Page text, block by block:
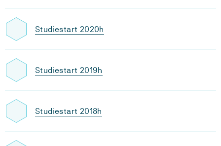
Studiestart 2020h
Studiestart 2019h
Studiestart 2018h